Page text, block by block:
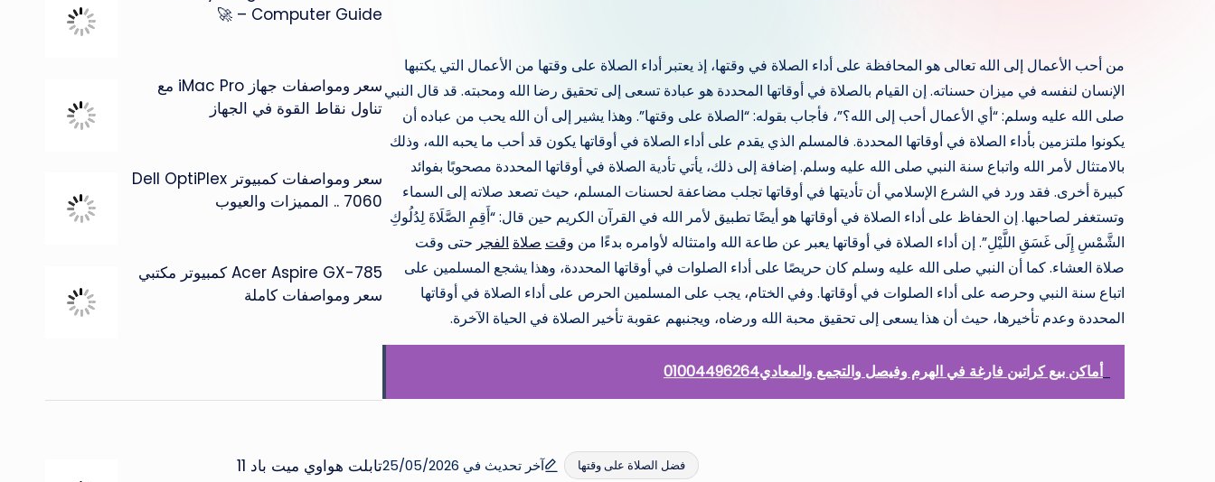
من أحب الأعمال إلى الله تعالى هو المحافظة على أداء الصلاة في وقتها، إذ يعتبر أداء الصلاة على وقتها من الأعمال التي يكتبها
الإنسان لنفسه في ميزان حسناته. إن القيام بالصلاة في أوقاتها المحددة هو عبادة تسعى إلى تحقيق رضا الله ومحبته. قد قال النبي
صلى الله عليه وسلم: “أي الأعمال أحب إلى الله؟”، فأجاب بقوله: “الصلاة على وقتها”. وهذا يشير إلى أن الله يحب من عباده أن
يكونوا ملتزمين بأداء الصلاة في أوقاتها المحددة. فالمسلم الذي يقدم على أداء الصلاة في أوقاتها يكون قد أحب ما يحبه الله، وذلك
بالامتثال لأمر الله واتباع سنة النبي صلى الله عليه وسلم. إضافة إلى ذلك، يأتي تأدية الصلاة في أوقاتها المحددة مصحوبًا بفوائد
كبيرة أخرى. فقد ورد في الشرع الإسلامي أن تأديتها في أوقاتها تجلب مضاعفة لحسنات المسلم، حيث تصعد صلاته إلى السماء
وتستغفر لصاحبها. إن الحفاظ على أداء الصلاة في أوقاتها هو أيضًا تطبيق لأمر الله في القرآن الكريم حين قال: “أَقِمِ الصَّلَاةَ لِدُلُوكِ
الشَّمْسِ إِلَى غَسَقِ اللَّيْلِ”. إن أداء الصلاة في أوقاتها يعبر عن طاعة الله وامتثاله لأوامره بدءًا من وقت صلاة الفجر حتى وقت
صلاة العشاء. كما أن النبي صلى الله عليه وسلم كان حريصًا على أداء الصلوات في أوقاتها المحددة، وهذا يشجع المسلمين على
اتباع سنة النبي وحرصه على أداء الصلوات في أوقاتها. وفي الختام، يجب على المسلمين الحرص على أداء الصلاة في أوقاتها
المحددة وعدم تأخيرها، حيث أن هذا يسعى إلى تحقيق محبة الله ورضاه، ويجنبهم عقوبة تأخير الصلاة في الحياة الآخرة.
أماكن بيع كراتين فارغة في الهرم وفيصل والتجمع والمعادي01004496264
فضل الصلاة على وقتها آخر تحديث في 25/05/2026
Computer Guide – 🚀
سعر ومواصفات جهاز iMac Pro مع
تناول نقاط القوة في الجهاز
سعر ومواصفات كمبيوتر Dell OptiPlex
7060 .. المميزات والعيوب
Acer Aspire GX-785 كمبيوتر مكتبي
سعر ومواصفات كاملة
تابلت هواوي ميت باد 11